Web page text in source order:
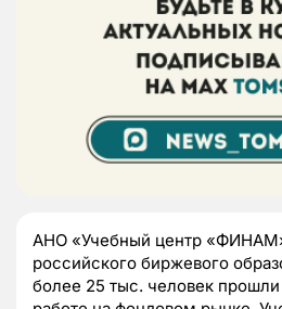
АНО «Учебный центр
российского биржевого
более 25 тыс. человек